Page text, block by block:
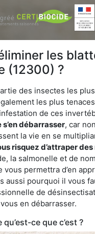
les
(12300) ?
des insectes les
les plus
de ces
débarrasser, car
la vie en se
risquez d’attraper
la salmonelle et de
vous permettra d’en
aussi pourquoi il vous
de
en débarrasser.
ce que c’est ?